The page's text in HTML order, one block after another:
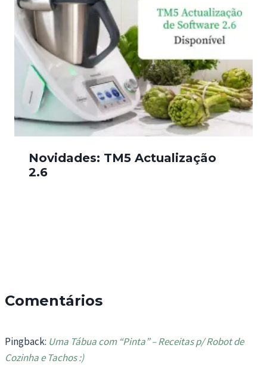
Novidades: TM5 Actualização
2.6
Comentários
Pingback: Uma Tábua com “Pinta” – Receitas p/ Robot de
Cozinha e Tachos :)